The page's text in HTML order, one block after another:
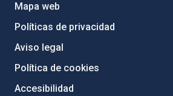
Mapa web
Políticas de privacidad
Aviso legal
Política de cookies
Accesibilidad